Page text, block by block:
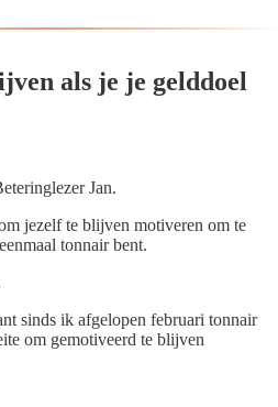
als je je gelddoel
Jan.
jezelf te blijven motiveren om te
tonnair bent.
sinds ik afgelopen februari tonnair
om gemotiveerd te blijven